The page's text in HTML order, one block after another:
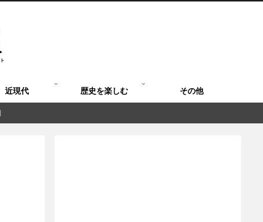
近現代 歴史を楽しむ その他